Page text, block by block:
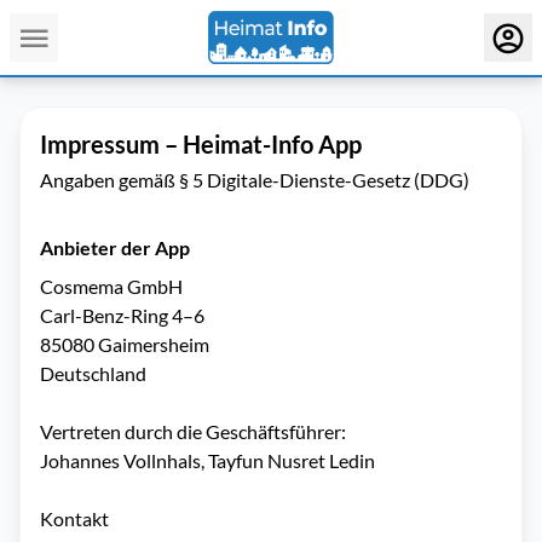
Impressum – Heimat-Info App
Angaben gemäß § 5 Digitale-Dienste-Gesetz (DDG)
Anbieter der App
Cosmema GmbH
Carl-Benz-Ring 4–6
85080 Gaimersheim
Deutschland
Vertreten durch die Geschäftsführer:
Johannes Vollnhals, Tayfun Nusret Ledin
Kontakt